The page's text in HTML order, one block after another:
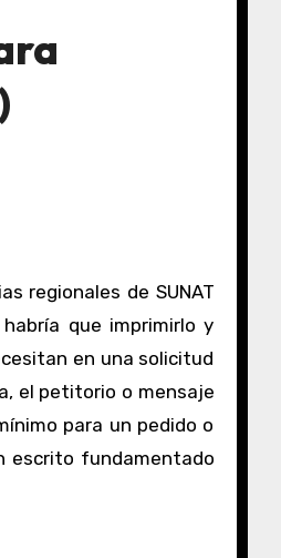
que imprimirlo y
en una solicitud
el petitorio o mensaje
para un pedido o
escrito fundamentado